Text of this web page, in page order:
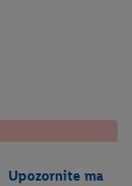
Upozornite ma